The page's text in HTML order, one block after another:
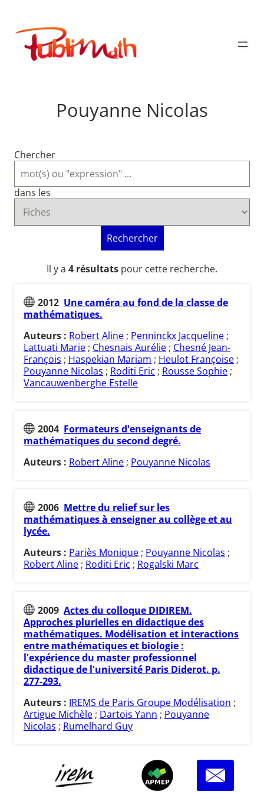
contenu
Publimath
Pouyanne Nicolas
Chercher
dans les
Rechercher
Il y a 4 résultats pour cette recherche.
2012 Une caméra au fond de la classe de
mathématiques.
Auteurs : Robert Aline ; Penninckx Jacqueline ;
Lattuati Marie ; Chesnais Aurélie ; Chesné Jean-
François ; Haspekian Mariam ; Heulot Françoise ;
Pouyanne Nicolas ; Roditi Eric ; Rousse Sophie ;
Vancauwenberghe Estelle
2004 Formateurs d'enseignants de
mathématiques du second degré.
Auteurs : Robert Aline ; Pouyanne Nicolas
2006 Mettre du relief sur les
mathématiques à enseigner au collège et au
lycée.
Auteurs : Pariès Monique ; Pouyanne Nicolas ;
Robert Aline ; Roditi Eric ; Rogalski Marc
2009 Actes du colloque DIDIREM.
Approches plurielles en didactique des
mathématiques. Modélisation et interactions
entre mathématiques et biologie :
l'expérience du master professionnel
didactique de l'université Paris Diderot. p.
277-293.
Auteurs : IREMS de Paris Groupe Modélisation ;
Artigue Michèle ; Dartois Yann ; Pouyanne
Nicolas ; Rumelhard Guy